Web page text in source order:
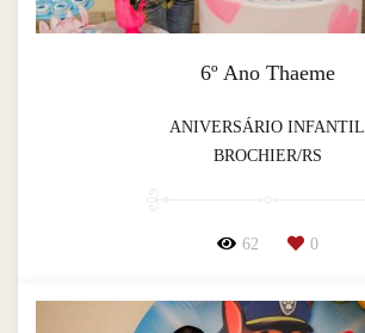
6º Ano Thaeme
ANIVERSÁRIO INFANTIL
BROCHIER/RS
62 0